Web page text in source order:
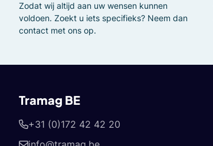
Zodat wij altijd aan uw wensen kunnen
voldoen. Zoekt u iets specifieks? Neem dan
contact met ons op.
Tramag BE
+31 (0)172 42 42 20